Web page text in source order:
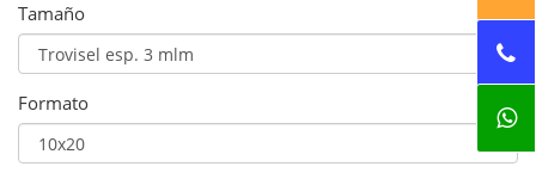
Tamaño
Formato